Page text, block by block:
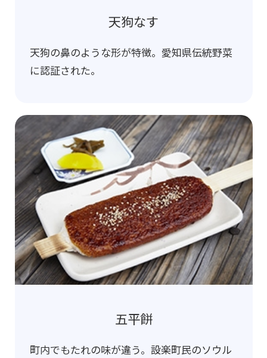
天狗なす
天狗の鼻のような形が特徴。愛知県伝統野菜
に認証された。
五平餅
町内でもたれの味が違う。設楽町民のソウル